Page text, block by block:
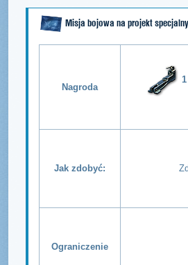
Misja bojowa na projekt
Nagroda
1
Jak zdobyć:
Ograniczenie